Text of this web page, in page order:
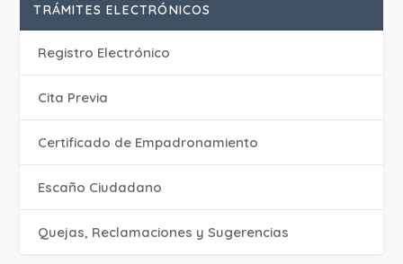
TRÁMITES ELECTRÓNICOS
Registro Electrónico
Cita Previa
Certificado de Empadronamiento
Escaño Ciudadano
Quejas, Reclamaciones y Sugerencias